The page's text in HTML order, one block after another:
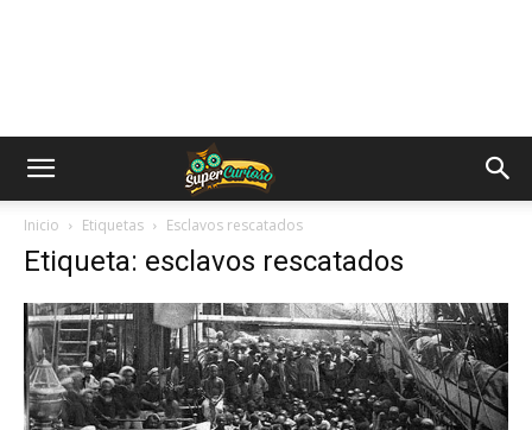
Inicio Etiquetas Esclavos rescatados
Etiqueta: esclavos rescatados